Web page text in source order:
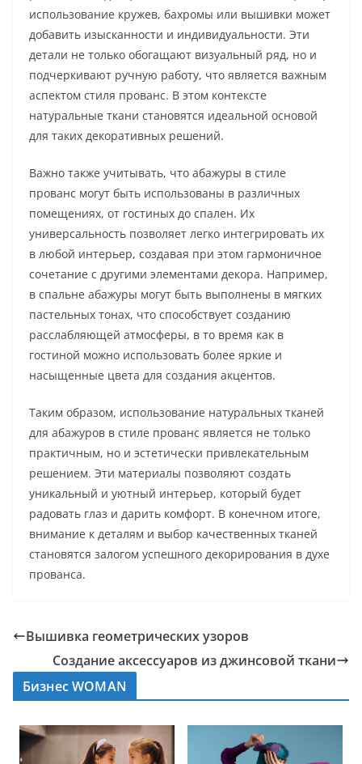
использование кружев, бахромы или вышивки может
добавить изысканности и индивидуальности. Эти
детали не только обогащают визуальный ряд, но и
подчеркивают ручную работу, что является важным
аспектом стиля прованс. В этом контексте
натуральные ткани становятся идеальной основой
для таких декоративных решений.
Важно также учитывать, что абажуры в стиле
прованс могут быть использованы в различных
помещениях, от гостиных до спален. Их
универсальность позволяет легко интегрировать их
в любой интерьер, создавая при этом гармоничное
сочетание с другими элементами декора. Например,
в спальне абажуры могут быть выполнены в мягких
пастельных тонах, что способствует созданию
расслабляющей атмосферы, в то время как в
гостиной можно использовать более яркие и
насыщенные цвета для создания акцентов.
Таким образом, использование натуральных тканей
для абажуров в стиле прованс является не только
практичным, но и эстетически привлекательным
решением. Эти материалы позволяют создать
уникальный и уютный интерьер, который будет
радовать глаз и дарить комфорт. В конечном итоге,
внимание к деталям и выбор качественных тканей
становятся залогом успешного декорирования в духе
прованса.
Вышивка геометрических узоров
Создание аксессуаров из джинсовой ткани
Бизнес WOMAN